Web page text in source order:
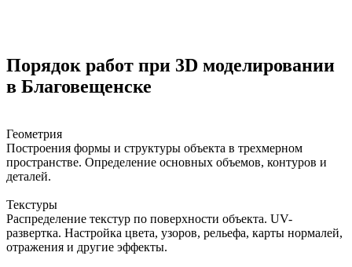
Порядок работ при 3D моделировании
в Благовещенске
Геометрия
Построения формы и структуры объекта в трехмерном
пространстве. Определение основных объемов, контуров и
деталей.
Текстуры
Распределение текстур по поверхности объекта. UV-
развертка. Настройка цвета, узоров, рельефа, карты нормалей,
отражения и другие эффекты.